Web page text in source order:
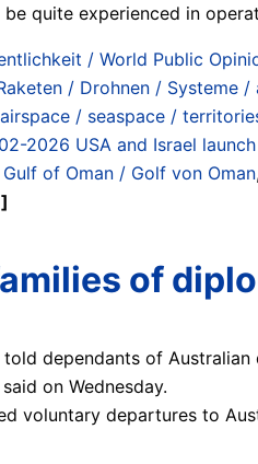
quite experienced in
/ World Public
/ Drohnen /
/ seaspace /
2026 USA and Israel
of Oman / Golf von Oman
of
dependants of
on Wednesday.
voluntary departures to